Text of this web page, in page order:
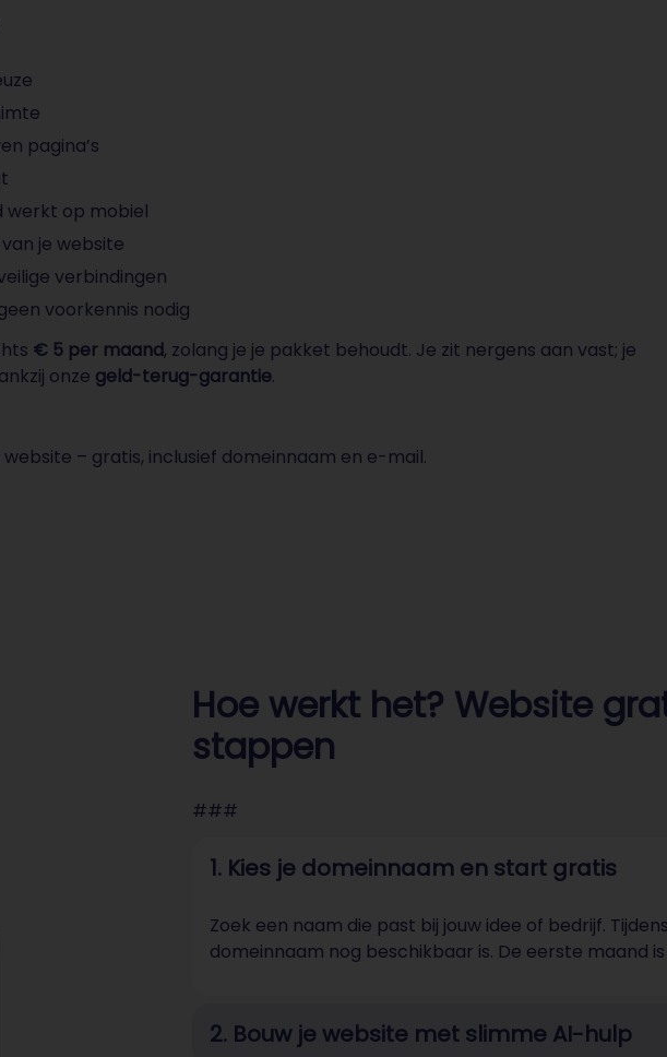
pagina’s
op mobiel
je website
verbindingen
voorkennis nodig
€ 5 per maand, zolang je je pakket behoudt. Je zit nergens aan vast; je
onze geld-terug-garantie.
– gratis, inclusief domeinnaam en e-mail.
Hoe werkt het? Website
stappen
###
1. Kies je domeinnaam en start gratis
Zoek een naam die past bij jouw idee of bedrijf.
domeinnaam nog beschikbaar is. De eerste maand
2. Bouw je website met slimme AI-hulp